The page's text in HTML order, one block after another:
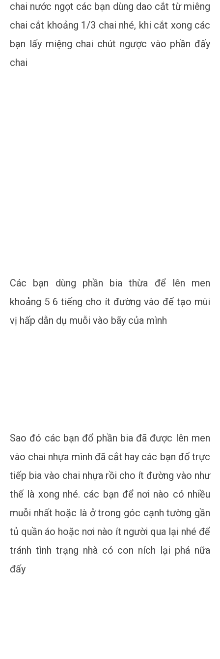
chai nước ngọt các bạn dùng dao cắt từ miêng
chai cắt khoảng 1/3 chai nhé, khi cắt xong các
bạn lấy miệng chai chút ngược vào phần đấy
chai
Các bạn dùng phần bia thừa để lên men
khoảng 5 6 tiếng cho ít đường vào để tạo mùi
vị hấp dẫn dụ muỗi vào bãy của mình
Sao đó các bạn đổ phần bia đã được lên men
vào chai nhựa mình đã cắt hay các bạn đổ trực
tiếp bia vào chai nhựa rồi cho ít đường vào như
thế là xong nhé. các bạn để nơi nào có nhiều
muỗi nhất hoặc là ở trong góc cạnh tường gần
tủ quần áo hoặc nơi nào ít người qua lại nhé để
tránh tình trạng nhà có con ních lại phá nữa
đấy